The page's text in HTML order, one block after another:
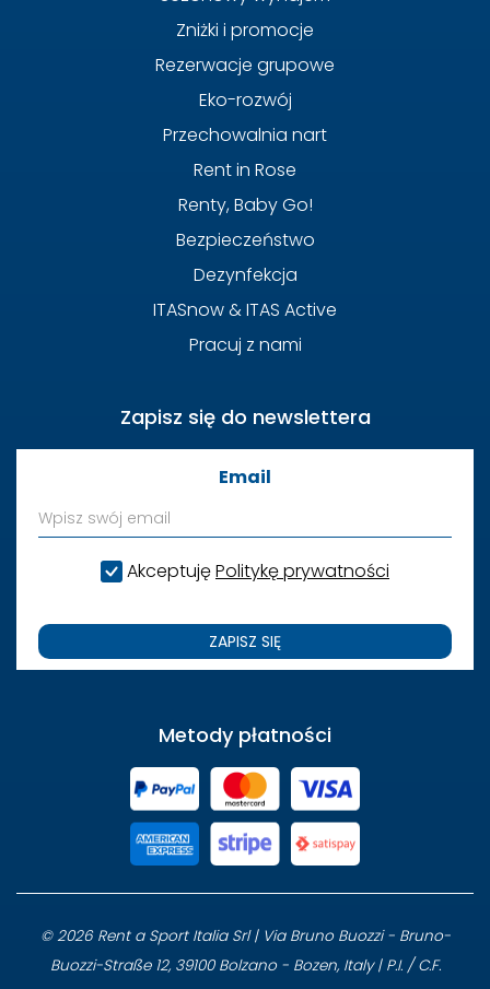
Zniżki i promocje
Rezerwacje grupowe
Eko-rozwój
Przechowalnia nart
Rent in Rose
Renty, Baby Go!
Bezpieczeństwo
Dezynfekcja
ITASnow & ITAS Active
Pracuj z nami
Zapisz się do newslettera
Email
AkceptujęPolitykę prywatności
ZAPISZ SIĘ
Metody płatności
© 2026 Rent a Sport Italia Srl | Via Bruno Buozzi - Bruno-
Buozzi-Straße 12, 39100 Bolzano - Bozen, Italy | P.I. / C.F.